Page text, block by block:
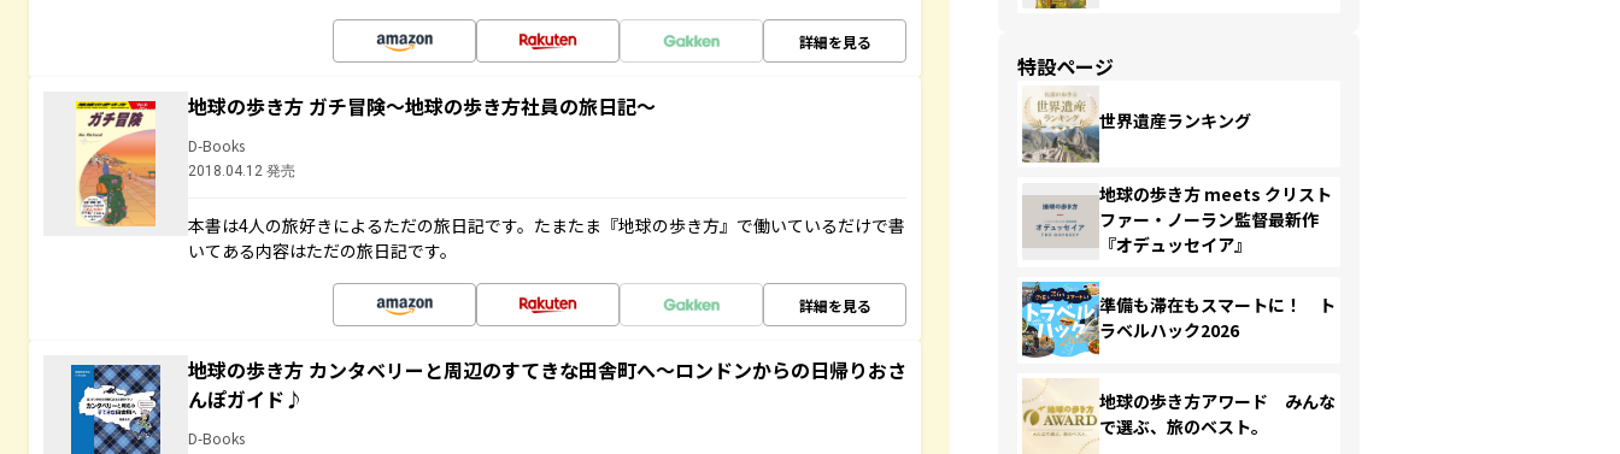
詳細を見る
地球の歩き方 ガチ冒険～地球の歩き方社員の旅日記～
D-Books
2018.04.12 発売
本書は4人の旅好きによるただの旅日記です。たまたま『地球の歩き方』で働いているだけで書
いてある内容はただの旅日記です。
詳細を見る
地球の歩き方 カンタベリーと周辺のすてきな田舎町へ～ロンドンからの日帰りおさ
んぽガイド♪
D-Books
特設ページ
世界遺産ランキング
地球の歩き方 meets クリスト
ファー・ノーラン監督最新作
『オデュッセイア』
準備も滞在もスマートに！ ト
ラベルハック2026
地球の歩き方アワード みんな
で選ぶ、旅のベスト。